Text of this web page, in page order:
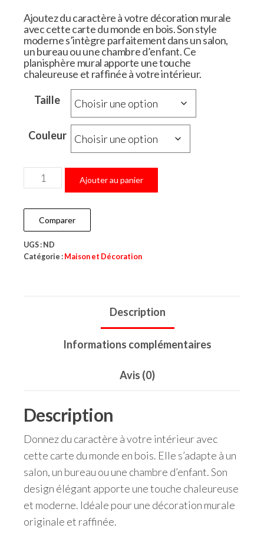
Ajoutez du caractère à votre décoration murale
avec cettecarte du monde en bois. Son style
moderne s’intègre parfaitement dans unsalon,
un bureau ou une chambre d’enfant. Ce
planisphère mural apporte une touche
chaleureuse et raffinée à votre intérieur.
Taille
Couleur
Ajouter au panier
Comparer
UGS : ND
Catégorie : Maison et Décoration
Description
Informations complémentaires
Avis (0)
Description
Donnez du caractère à votre intérieur avec
cette carte du monde en bois. Elle s’adapte à un
salon, un bureau ou une chambre d’enfant. Son
design élégant apporte une touche chaleureuse
et moderne. Idéale pour une décoration murale
originale et raffinée.